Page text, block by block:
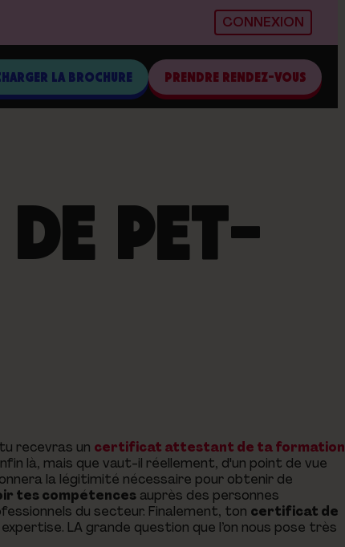
CONNEXION
LA BROCHURE PRENDRE RENDEZ-VOUS
PET-
recevras un certificat attestant de ta formation
là, mais que vaut-il réellement, d'un point de vue
la légitimité nécessaire pour obtenir de
tes compétences auprès des personnes
du secteur. Finalement, ton certificat de
LA grande question que l’on nous pose très